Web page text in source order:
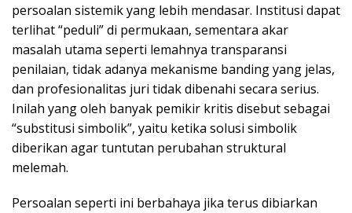
persoalan sistemik yang lebih mendasar. Institusi dapat
terlihat “peduli” di permukaan, sementara akar
masalah utama seperti lemahnya transparansi
penilaian, tidak adanya mekanisme banding yang jelas,
dan profesionalitas juri tidak dibenahi secara serius.
Inilah yang oleh banyak pemikir kritis disebut sebagai
“substitusi simbolik”, yaitu ketika solusi simbolik
diberikan agar tuntutan perubahan struktural
melemah.
Persoalan seperti ini berbahaya jika terus dibiarkan